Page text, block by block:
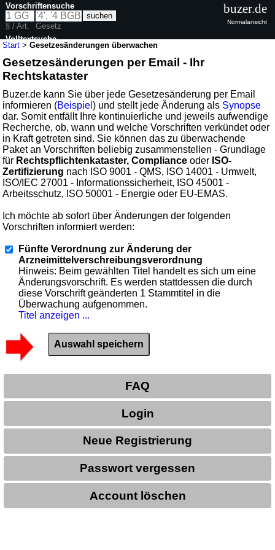
Start >Gesetzesänderungen überwachen
Gesetzesänderungen per Email - Ihr
Rechtskataster
Buzer.de kann Sie über jede Gesetzesänderung per Email
informieren (Beispiel) und stellt jede Änderung als Synopse
dar. Somit entfällt Ihre kontinuierliche und jeweils aufwendige
Recherche, ob, wann und welche Vorschriften verkündet oder
in Kraft getreten sind. Sie können das zu überwachende
Paket an Vorschriften beliebig zusammenstellen - Grundlage
für Rechtspflichtenkataster, Compliance oder ISO-
Zertifizierung nach ISO 9001 - QMS, ISO 14001 - Umwelt,
ISO/IEC 27001 - Informationssicherheit, ISO 45001 -
Arbeitsschutz, ISO 50001 - Energie oder EU-EMAS.
Ich möchte ab sofort über Änderungen der folgenden
Vorschriften informiert werden:
Fünfte Verordnung zur Änderung der
Arzneimittelverschreibungsverordnung
Hinweis: Beim gewählten Titel handelt es sich um eine
Änderungsvorschrift. Es werden stattdessen die durch
diese Vorschrift geänderten 1 Stammtitel in die
Überwachung aufgenommen.
Titel anzeigen ...
FAQ
Login
Neue Registrierung
Passwort vergessen
Account löschen
Vorschriftensuche
§ / Art.
Gesetz
Volltextsuche
buzer.de
Normalansicht